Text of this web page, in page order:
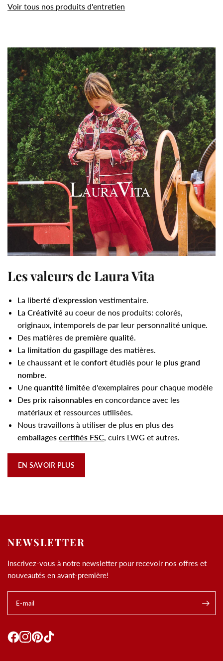
Voir tous nos produits d'entretien
Les valeurs de Laura Vita
La liberté d'expression vestimentaire.
La Créativité au coeur de nos produits: colorés,
originaux, intemporels de par leur personnalité unique.
Des matières de première qualité.
La limitation du gaspillage des matières.
Le chaussant et le confort étudiés pour le plus grand
nombre.
Une quantité limitée d'exemplaires pour chaque modèle
Des prix raisonnables en concordance avec les
matériaux et ressources utilisées.
Nous travaillons à utiliser de plus en plus des
emballages certifiés FSC, cuirs LWG et autres.
EN SAVOIR PLUS
NEWSLETTER
Inscrivez-vous à notre newsletter pour recevoir nos offres et
nouveautés en avant-première!
E-mail